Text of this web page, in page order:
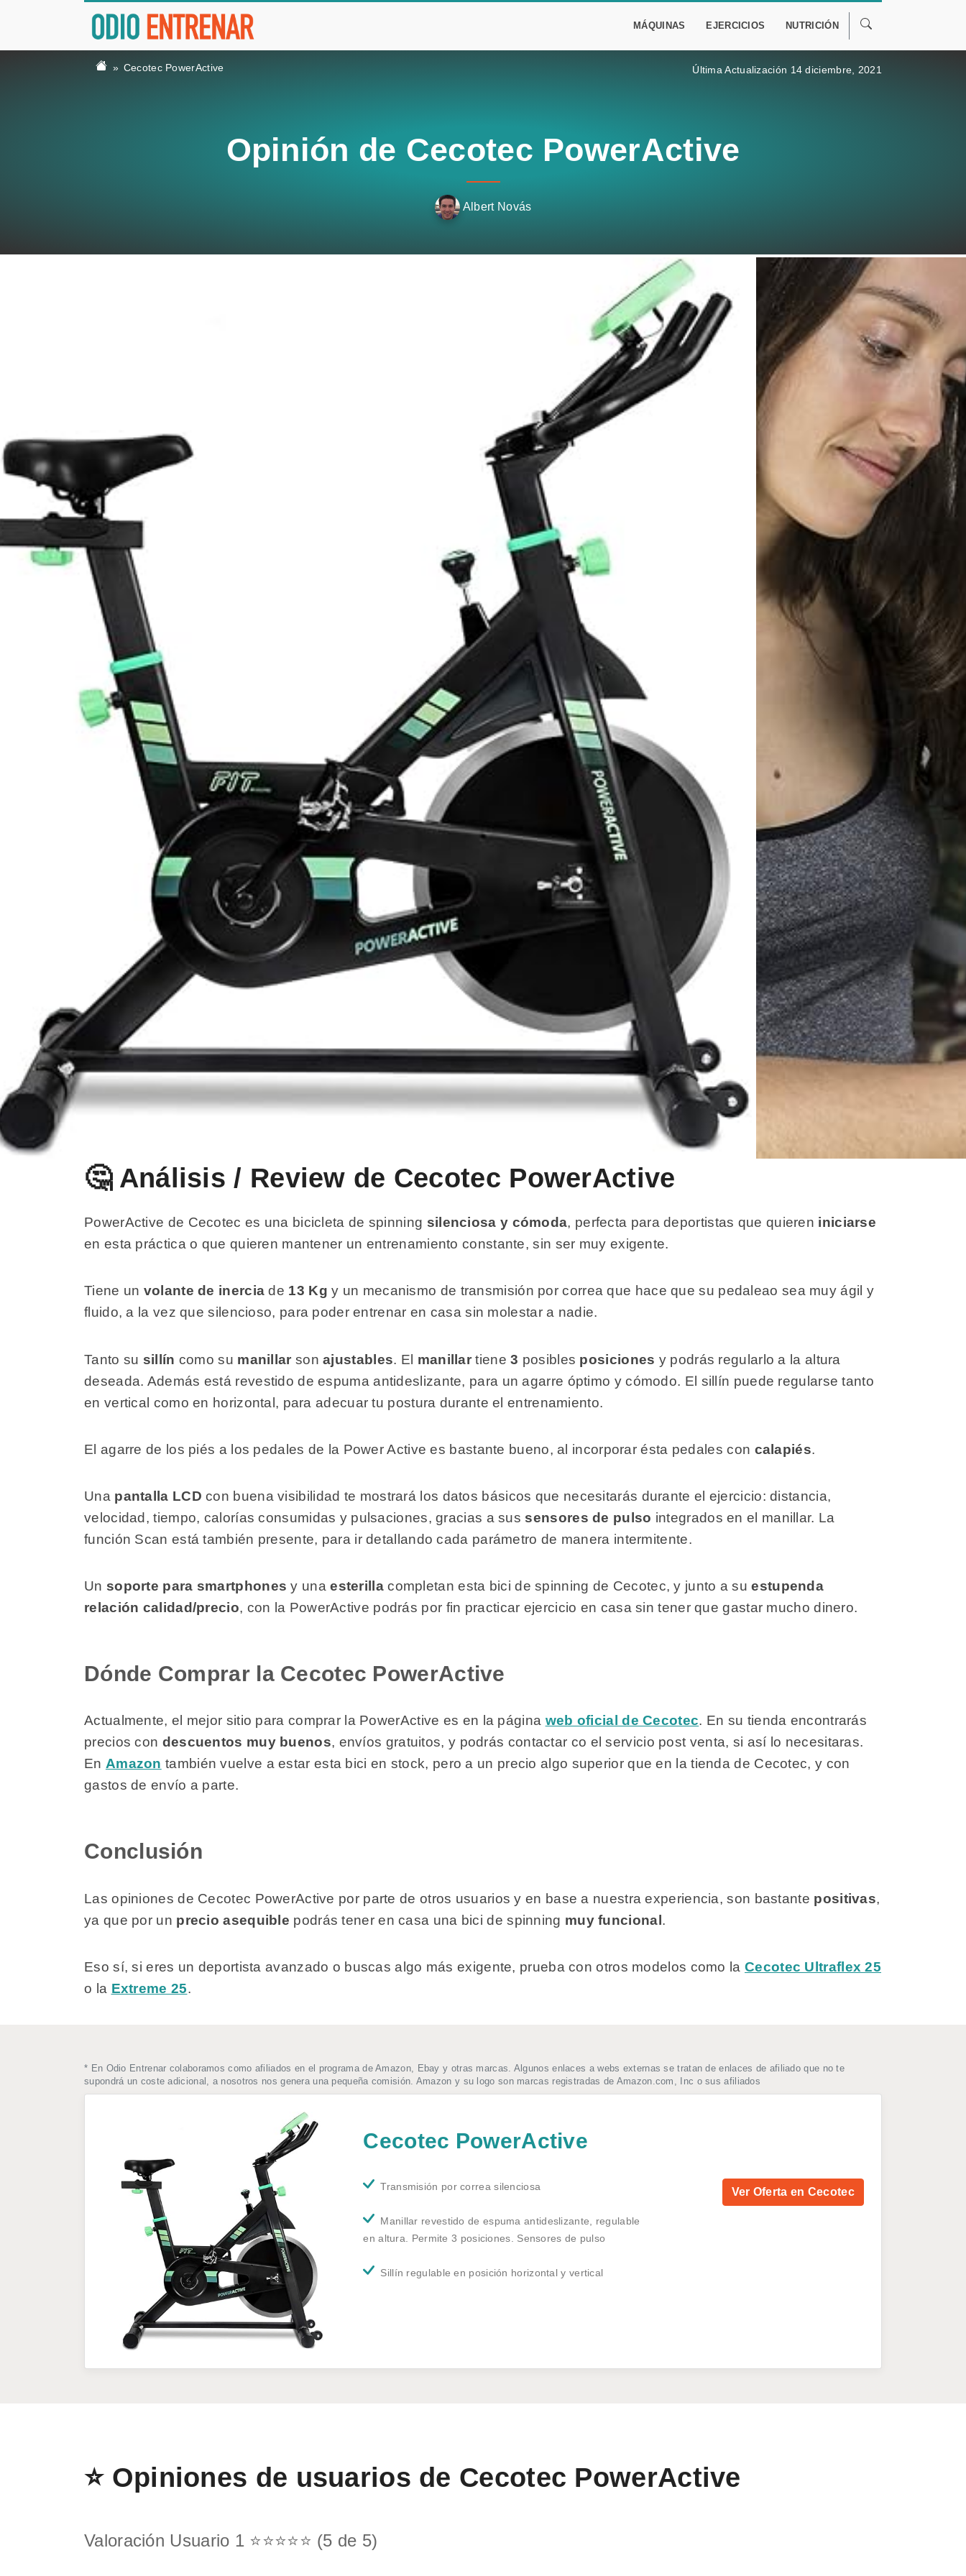
MÁQUINAS EJERCICIOS NUTRICIÓN
Cecotec PowerActive Última Actualización 14 diciembre, 2021
Opinión de Cecotec PowerActive
Albert Novás
🤔 Análisis / Review de Cecotec PowerActive
PowerActive de Cecotec es una bicicleta de spinning silenciosa y cómoda, perfecta para deportistas que quieren iniciarse
en esta práctica o que quieren mantener un entrenamiento constante, sin ser muy exigente.
Tiene un volante de inercia de 13 Kg y un mecanismo de transmisión por correa que hace que su pedaleao sea muy ágil y
fluido, a la vez que silencioso, para poder entrenar en casa sin molestar a nadie.
Tanto su sillín como su manillar sonajustables. El manillar tiene3 posibles posiciones y podrás regularlo a la altura
deseada. Además está revestido de espuma antideslizante, para un agarre óptimo y cómodo. El sillín puede regularse tanto
en vertical como en horizontal, para adecuar tu postura durante el entrenamiento.
El agarre de los piés a los pedales de la Power Active es bastante bueno, al incorporar ésta pedales con calapiés.
Una pantalla LCD con buena visibilidad te mostrará los datos básicos que necesitarás durante el ejercicio: distancia,
velocidad, tiempo, calorías consumidas y pulsaciones, gracias a sus sensores de pulso integrados en el manillar. La
función Scan está también presente, para ir detallando cada parámetro de manera intermitente.
Un soporte para smartphones y unaesterillacompletan esta bici de spinning de Cecotec, y junto a suestupenda
relación calidad/precio, con la PowerActive podrás por fin practicar ejercicio en casa sin tener que gastar mucho dinero.
Dónde Comprar la Cecotec PowerActive
Actualmente, el mejor sitio para comprar la PowerActive es en la página web oficial de Cecotec. En su tienda encontrarás
precios con descuentos muy buenos, envíos gratuitos, y podrás contactar co el servicio post venta, si así lo necesitaras.
En Amazon también vuelve a estar esta bici en stock, pero a un precio algo superior que en la tienda de Cecotec, y con
gastos de envío a parte.
Conclusión
Las opiniones de Cecotec PowerActive por parte de otros usuarios y en base a nuestra experiencia, son bastante positivas,
ya que por un precio asequible podrás tener en casa una bici de spinning muy funcional.
Eso sí, si eres un deportista avanzado o buscas algo más exigente, prueba con otros modelos como la Cecotec Ultraflex 25
o la Extreme 25.
* En Odio Entrenar colaboramos como afiliados en el programa de Amazon, Ebay y otras marcas. Algunos enlaces a webs externas se tratan de enlaces de afiliado que no te
supondrá un coste adicional, a nosotros nos genera una pequeña comisión. Amazon y su logo son marcas registradas de Amazon.com, Inc o sus afiliados
Cecotec PowerActive
Transmisión por correa silenciosa
Manillar revestido de espuma antideslizante, regulable
en altura. Permite 3 posiciones. Sensores de pulso
Sillín regulable en posición horizontal y vertical
Ver Oferta en Cecotec
⭐ Opiniones de usuarios de Cecotec PowerActive
Valoración Usuario 1 ⭐⭐⭐⭐⭐ (5 de 5)